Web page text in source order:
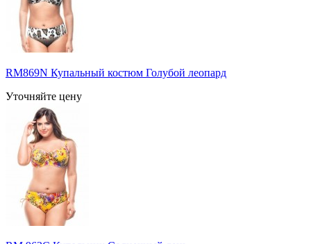
RM869N Купальный костюм Голубой леопард
Уточняйте цену